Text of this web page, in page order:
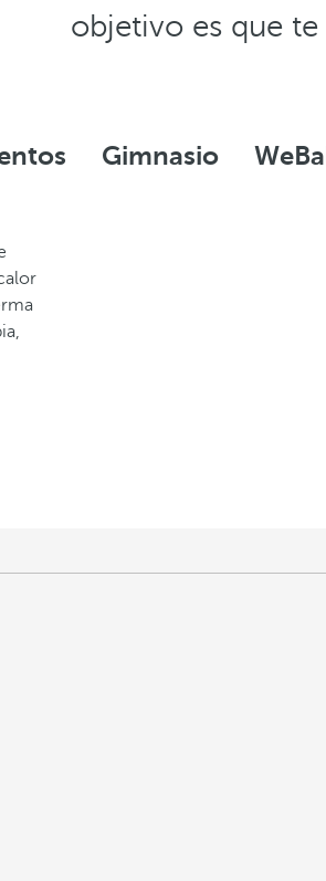
objetivo es que te
Gimnasio